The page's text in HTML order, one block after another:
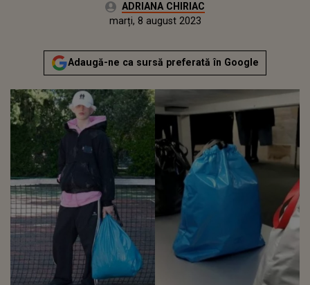
Autor:ADRIANA CHIRIAC
Actualizat:
marți, 8 august 2023
Adaugă-ne ca sursă preferată în Google